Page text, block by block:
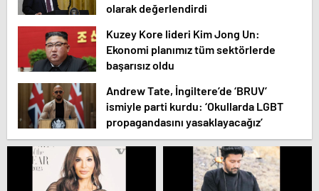
olarak değerlendirdi
Kuzey Kore lideri Kim Jong Un:
Ekonomi planımız tüm sektörlerde
başarısız oldu
Andrew Tate, İngiltere’de ‘BRUV’
ismiyle parti kurdu: ‘Okullarda LGBT
propagandasını yasaklayacağız’